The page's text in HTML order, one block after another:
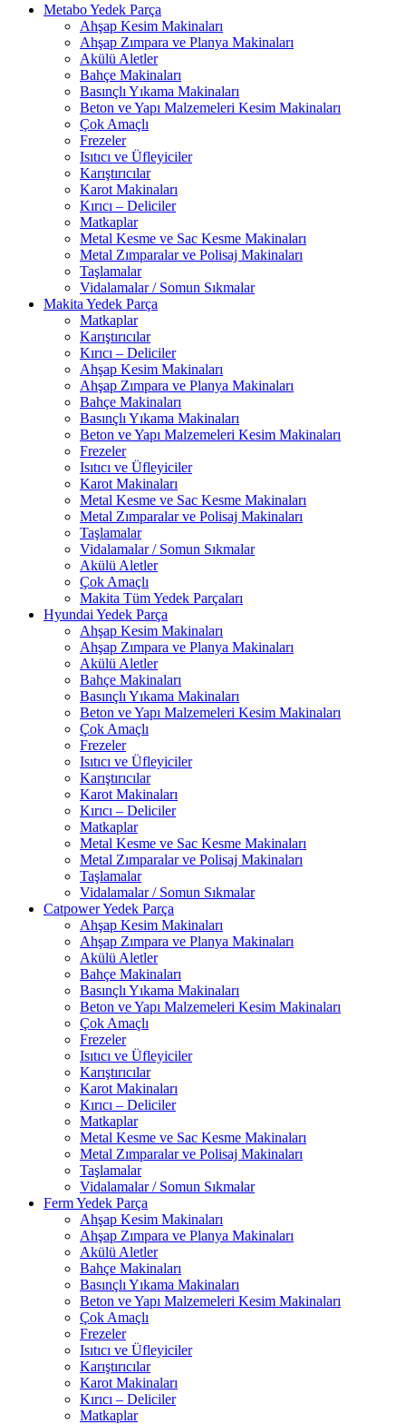
Metabo Yedek Parça
Ahşap Kesim Makinaları
Ahşap Zımpara ve Planya Makinaları
Akülü Aletler
Bahçe Makinaları
Basınçlı Yıkama Makinaları
Beton ve Yapı Malzemeleri Kesim Makinaları
Çok Amaçlı
Frezeler
Isıtıcı ve Üfleyiciler
Karıştırıcılar
Karot Makinaları
Kırıcı – Deliciler
Matkaplar
Metal Kesme ve Sac Kesme Makinaları
Metal Zımparalar ve Polisaj Makinaları
Taşlamalar
Vidalamalar / Somun Sıkmalar
Makita Yedek Parça
Matkaplar
Karıştırıcılar
Kırıcı – Deliciler
Ahşap Kesim Makinaları
Ahşap Zımpara ve Planya Makinaları
Bahçe Makinaları
Basınçlı Yıkama Makinaları
Beton ve Yapı Malzemeleri Kesim Makinaları
Frezeler
Isıtıcı ve Üfleyiciler
Karot Makinaları
Metal Kesme ve Sac Kesme Makinaları
Metal Zımparalar ve Polisaj Makinaları
Taşlamalar
Vidalamalar / Somun Sıkmalar
Akülü Aletler
Çok Amaçlı
Makita Tüm Yedek Parçaları
Hyundai Yedek Parça
Ahşap Kesim Makinaları
Ahşap Zımpara ve Planya Makinaları
Akülü Aletler
Bahçe Makinaları
Basınçlı Yıkama Makinaları
Beton ve Yapı Malzemeleri Kesim Makinaları
Çok Amaçlı
Frezeler
Isıtıcı ve Üfleyiciler
Karıştırıcılar
Karot Makinaları
Kırıcı – Deliciler
Matkaplar
Metal Kesme ve Sac Kesme Makinaları
Metal Zımparalar ve Polisaj Makinaları
Taşlamalar
Vidalamalar / Somun Sıkmalar
Catpower Yedek Parça
Ahşap Kesim Makinaları
Ahşap Zımpara ve Planya Makinaları
Akülü Aletler
Bahçe Makinaları
Basınçlı Yıkama Makinaları
Beton ve Yapı Malzemeleri Kesim Makinaları
Çok Amaçlı
Frezeler
Isıtıcı ve Üfleyiciler
Karıştırıcılar
Karot Makinaları
Kırıcı – Deliciler
Matkaplar
Metal Kesme ve Sac Kesme Makinaları
Metal Zımparalar ve Polisaj Makinaları
Taşlamalar
Vidalamalar / Somun Sıkmalar
Ferm Yedek Parça
Ahşap Kesim Makinaları
Ahşap Zımpara ve Planya Makinaları
Akülü Aletler
Bahçe Makinaları
Basınçlı Yıkama Makinaları
Beton ve Yapı Malzemeleri Kesim Makinaları
Çok Amaçlı
Frezeler
Isıtıcı ve Üfleyiciler
Karıştırıcılar
Karot Makinaları
Kırıcı – Deliciler
Matkaplar